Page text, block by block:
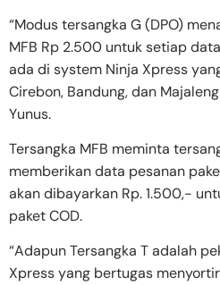
“Modus tersangka G (DPO)
MFB Rp 2.500 untuk setiap
ada di system Ninja Xpress
Cirebon, Bandung, dan
Yunus.
Tersangka MFB meminta
memberikan data pesanan
akan dibayarkan Rp. 1.500,-
paket COD.
“Adapun Tersangka T adalah
Xpress yang bertugas